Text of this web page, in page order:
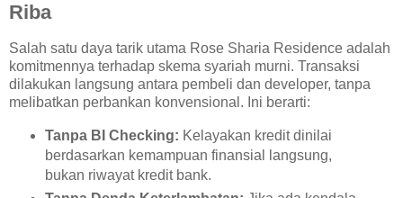
Riba
Salah satu daya tarik utama Rose Sharia Residence adalah
komitmennya terhadap skema syariah murni. Transaksi
dilakukan langsung antara pembeli dan developer, tanpa
melibatkan perbankan konvensional. Ini berarti:
Tanpa BI Checking: Kelayakan kredit dinilai
berdasarkan kemampuan finansial langsung,
bukan riwayat kredit bank.